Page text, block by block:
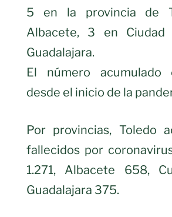
5 en la provincia de
Albacete, 3 en
Guadalajara.
El número acumulado
desde el inicio de la
Por provincias, Toledo
fallecidos por
1.271, Albacete 658,
Guadalajara 375.